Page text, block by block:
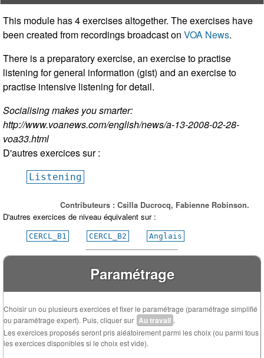
This module has 4 exercises altogether. The exercises have
been created from recordings broadcast on VOA News.
There is a preparatory exercise, an exercise to practise
listening for general information (gist) and an exercise to
practise intensive listening for detail.
Socialising makes you smarter:
http://www.voanews.com/english/news/a-13-2008-02-28-
voa33.html
D'autres exercices sur :
Listening
Contributeurs : Csilla Ducrocq, Fabienne Robinson.
D'autres exercices de niveau équivalent sur :
CERCL_B1 CERCL_B2 Anglais
Paramétrage
Choisir un ou plusieurs exercices et fixer le paramétrage (paramétrage simplifié
ou paramétrage expert). Puis, cliquer sur Au travail .
Les exercices proposés seront pris aléatoirement parmi les choix (ou parmi tous
les exercices disponibles si le choix est vide).